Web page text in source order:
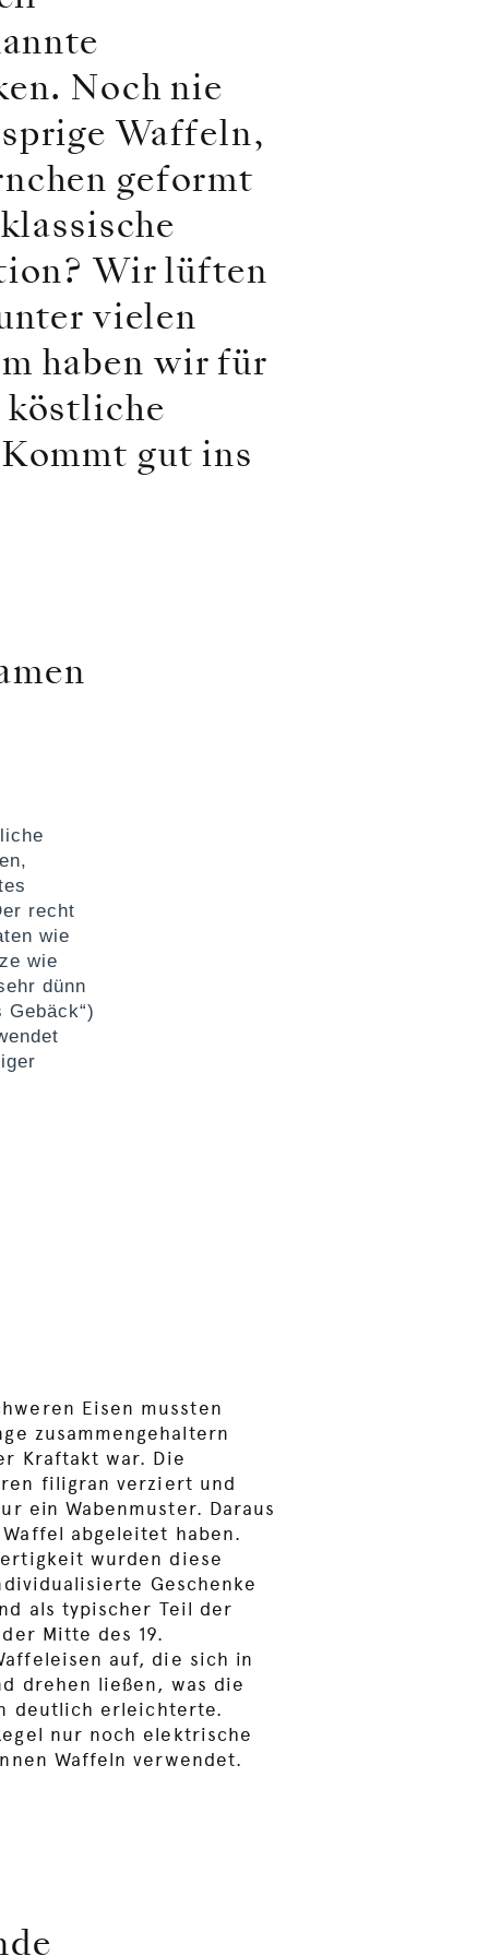
Noch nie
Waffeln,
geformt
Wir lüften
vielen
haben wir für
köstliche
gut ins
recht
wie
wie
dünn
Eisen mussten
zusammengehaltern
Kraftakt war. Die
filigran verziert und
ein Wabenmuster. Daraus
abgeleitet haben.
wurden diese
Geschenke
als typischer Teil der
Mitte des 19.
auf, die sich in
drehen ließen, was die
deutlich erleichterte.
nur noch elektrische
Waffeln verwendet.